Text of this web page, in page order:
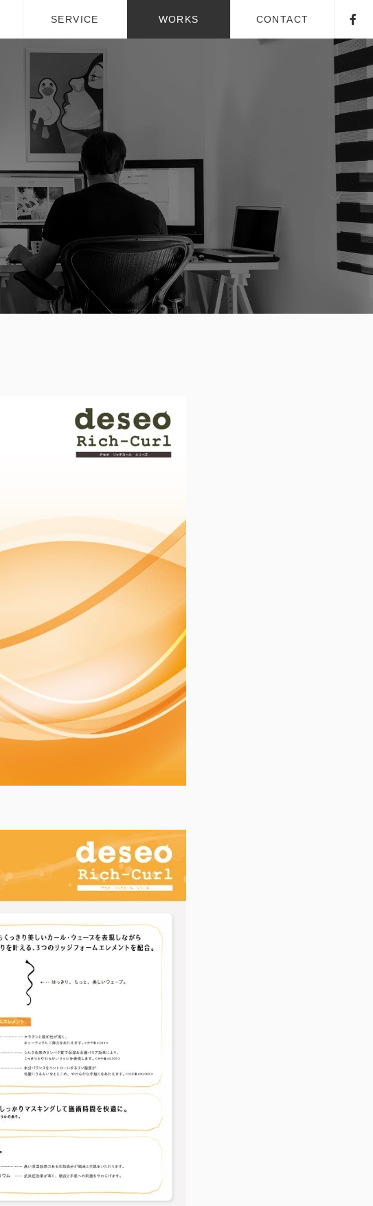
SERVICE WORKS CONTACT